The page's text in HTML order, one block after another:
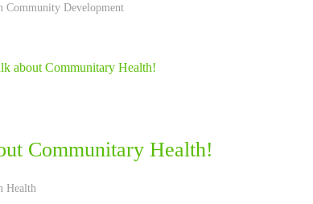
Community Development
Communitary Health!
Health